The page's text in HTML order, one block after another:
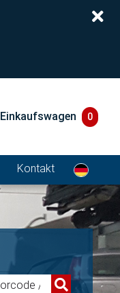
Einkaufswagen 0
Kontakt